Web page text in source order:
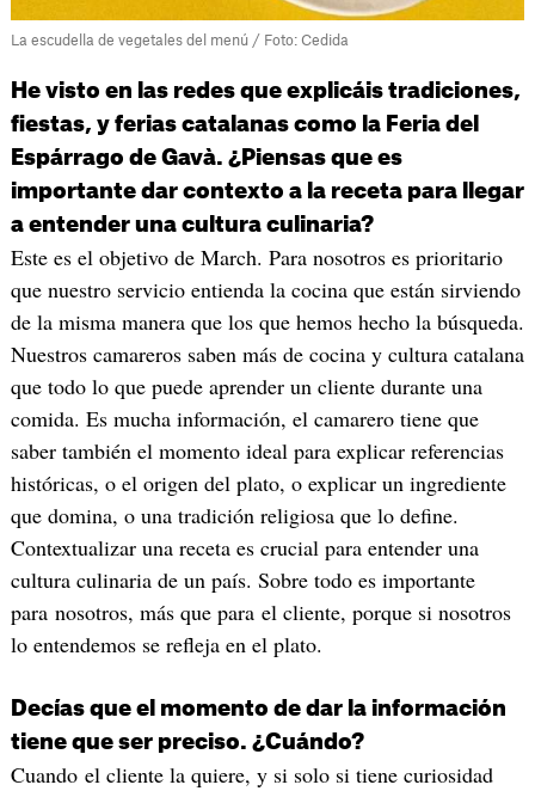
La escudella de vegetales del menú / Foto: Cedida
He visto en las redes que explicáis tradiciones,
fiestas, y ferias catalanas como la Feria del
Espárrago de Gavà. ¿Piensas que es
importante dar contexto a la receta para llegar
a entender una cultura culinaria?
Este es el objetivo de March. Para nosotros es prioritario
que nuestro servicio entienda la cocina que están sirviendo
de la misma manera que los que hemos hecho la búsqueda.
Nuestros camareros saben más de cocina y cultura catalana
que todo lo que puede aprender un cliente durante una
comida. Es mucha información, el camarero tiene que
saber también el momento ideal para explicar referencias
históricas, o el origen del plato, o explicar un ingrediente
que domina, o una tradición religiosa que lo define.
Contextualizar una receta es crucial para entender una
cultura culinaria de un país. Sobre todo es importante
para nosotros, más que para el cliente, porque si nosotros
lo entendemos se refleja en el plato.
Decías que el momento de dar la información
tiene que ser preciso. ¿Cuándo?
Cuando el cliente la quiere, y si solo si tiene curiosidad